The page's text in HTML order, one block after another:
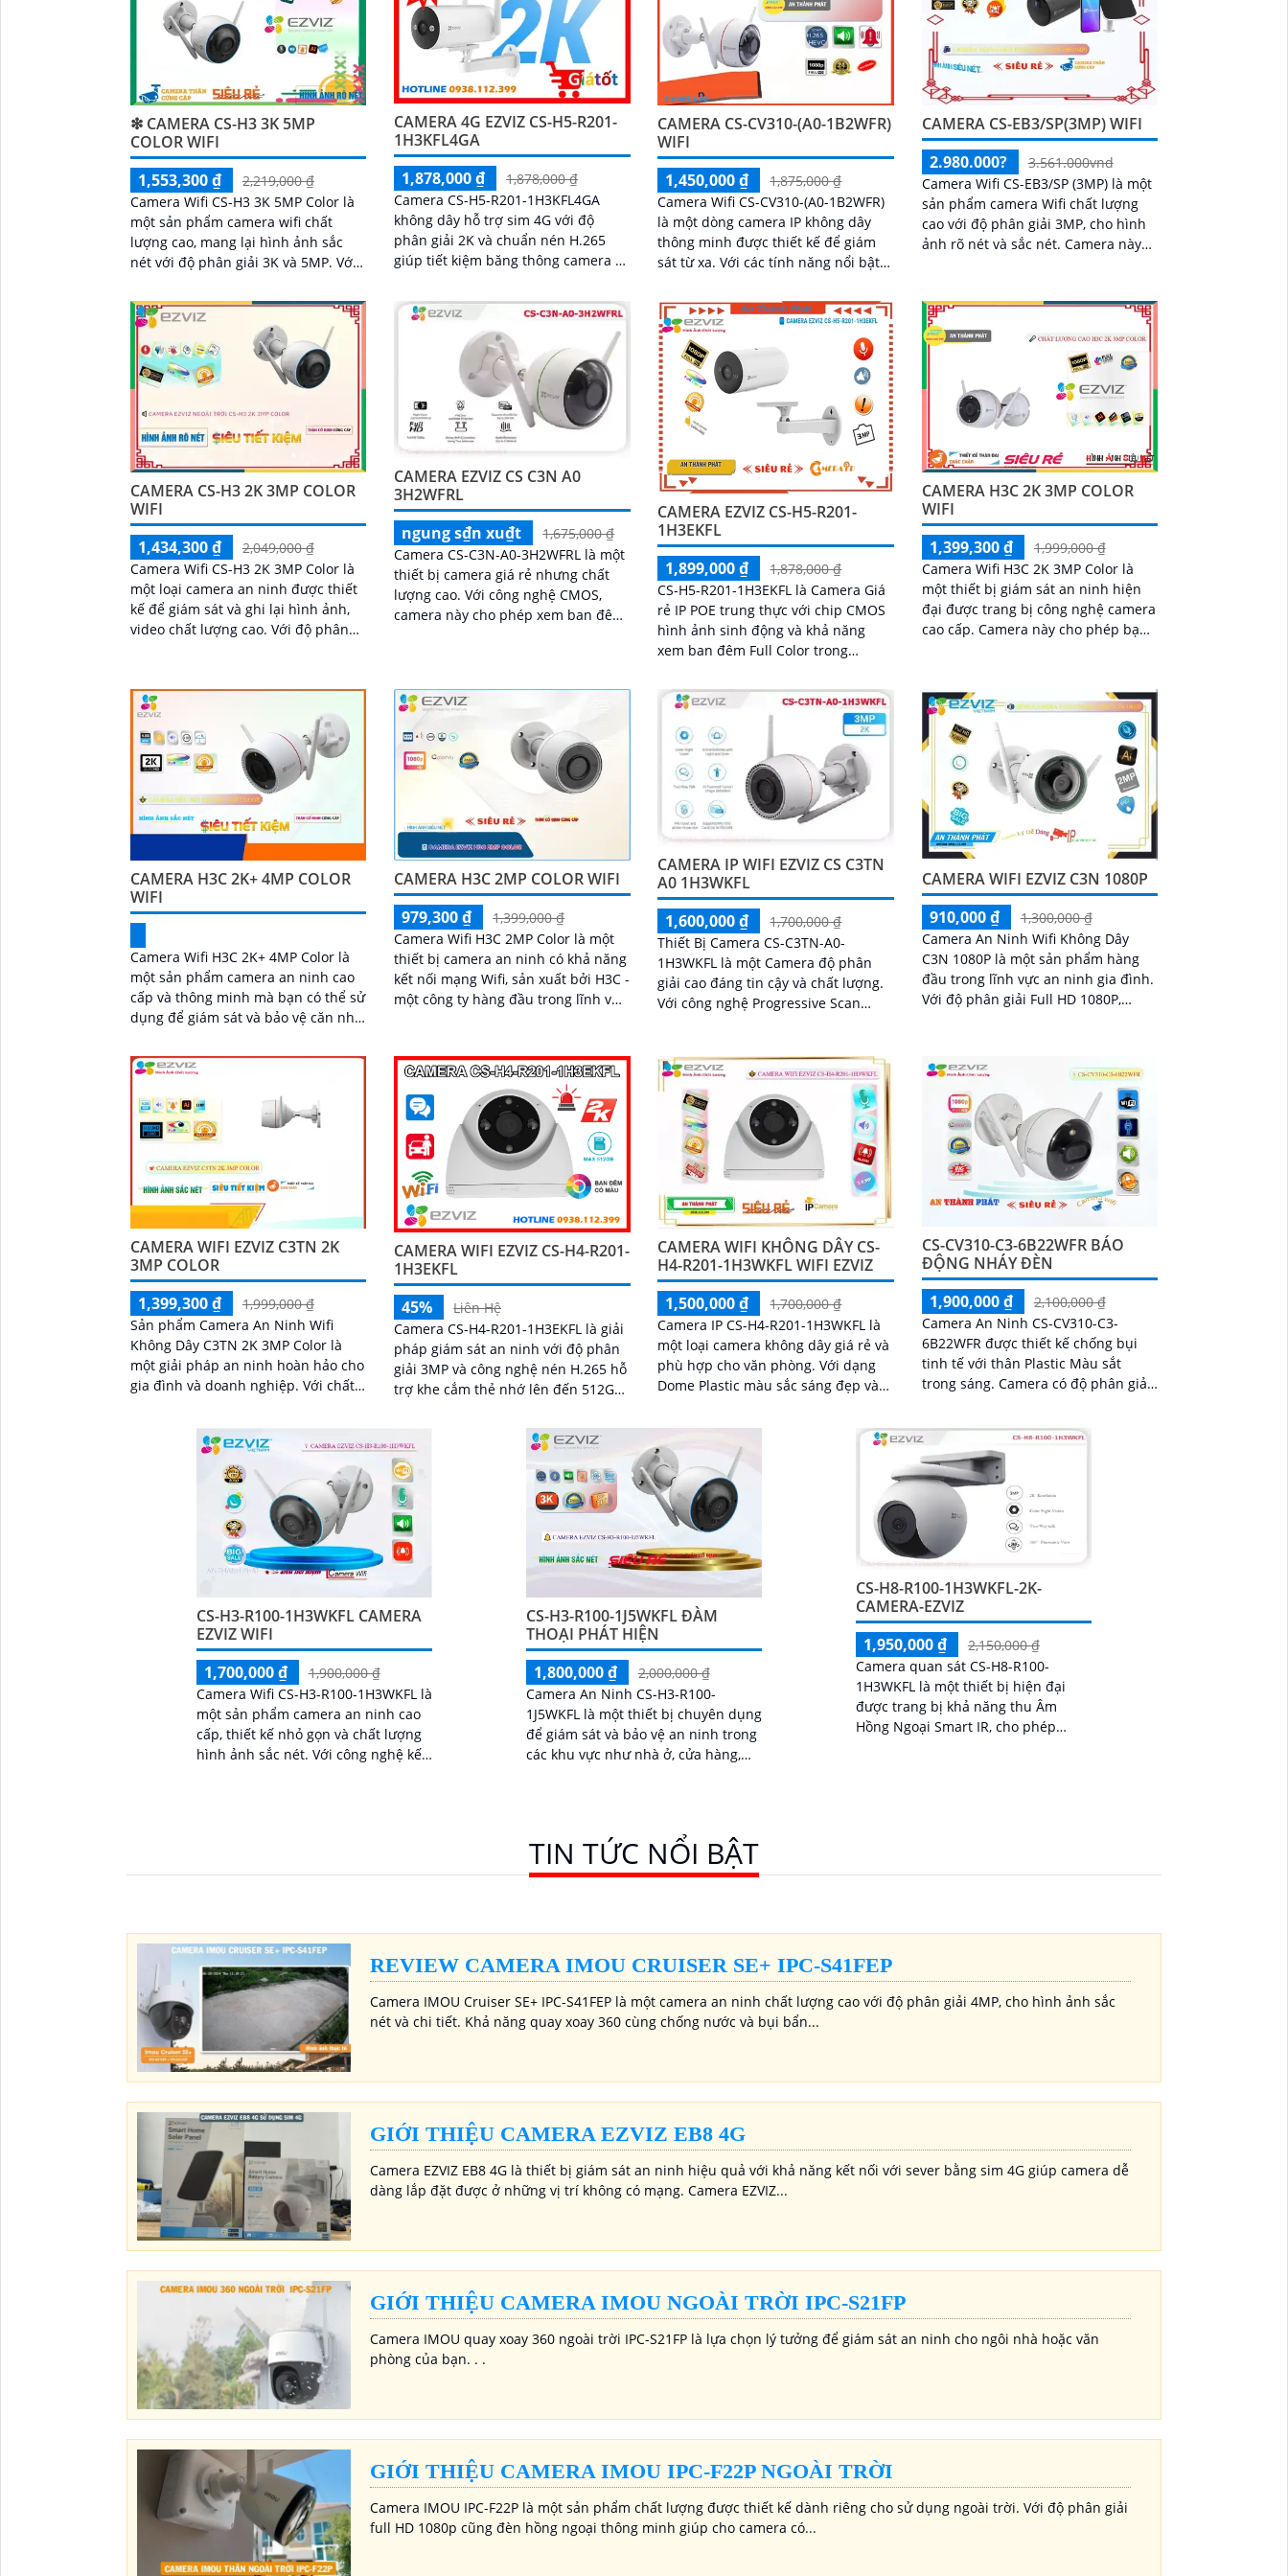
❇ CAMERA CS-H3 3K 5MP
COLOR WIFI
1,553,300 ₫
2,219,000 ₫
Camera Wifi CS-H3 3K 5MP Color là
một sản phẩm camera wifi chất
lượng cao, mang lại hình ảnh sắc
nét với độ phân giải 3K và 5MP. Với
dùng có thể dễ dàng giám sát từ xa
qua điện thoại di động
CAMERA 4G EZVIZ CS-H5-R201-
1H3KFL4GA
1,878,000 ₫
1,878,000 ₫
Camera CS-H5-R201-1H3KFL4GA
không dây hỗ trợ sim 4G với độ
phân giải 2K và chuẩn nén H.265
giúp tiết kiệm băng thông camera có
nhìn hồng ngoại lên đến 30m và
ánh sáng trắng 20m quan sát rõ
ràng cả ngày lẫn đêm với chuẩn
IP67 camera còn tích hợp tính năng
phát hiện thông minh và cảnh báo
bằng còi và đèn chớp phù hợp cho
công trình kho hàng, nhà xưởng
công trình
CAMERA CS-CV310-(A0-1B2WFR)
WIFI
1,450,000 ₫
1,875,000 ₫
Camera Wifi CS-CV310-(A0-1B2WFR)
là một dòng camera IP không dây
thông minh được thiết kế để giám
sát từ xa. Với các tính năng nổi bật
quan sát ban...
CAMERA CS-EB3/SP(3MP) WIFI
2.980.000?
3.561.000vnd
Camera Wifi CS-EB3/SP (3MP) là một
sản phẩm camera Wifi chất lượng
cao với độ phân giải 3MP, cho hình
ảnh rõ nét và sắc nét. Camera này
đình, văn phòng, cửa hàng và nhà
kho
CAMERA CS-H3 2K 3MP COLOR
WIFI
1,434,300 ₫
2,049,000 ₫
Camera Wifi CS-H3 2K 3MP Color là
một loại camera an ninh được thiết
kế để giám sát và ghi lại hình ảnh,
video chất lượng cao. Với độ phân
có thể nhìn rõ từng chi tiết
CAMERA EZVIZ CS C3N A0
3H2WFRL
ngung s₫n xu₫t
1,675,000 ₫
Camera CS-C3N-A0-3H2WFRL là một
thiết bị camera giá rẻ nhưng chất
lượng cao. Với công nghệ CMOS,
camera này cho phép xem ban đêm
CAMERA EZVIZ CS-H5-R201-
1H3EKFL
1,899,000 ₫
1,878,000 ₫
CS-H5-R201-1H3EKFL là Camera Giá
rẻ IP POE trung thực với chip CMOS
hình ảnh sinh động và khả năng
xem ban đêm Full Color trong
trộm hiệu quả giá rẻ và tiết kiệm có
độ phân giải 3
CAMERA H3C 2K 3MP COLOR
WIFI
1,399,300 ₫
1,999,000 ₫
Camera Wifi H3C 2K 3MP Color là
một thiết bị giám sát an ninh hiện
đại được trang bị công nghệ camera
cao cấp. Camera này cho phép bạn
giới thông qua mạng wifi
CAMERA H3C 2K+ 4MP COLOR
WIFI
Camera Wifi H3C 2K+ 4MP Color là
một sản phẩm camera an ninh cao
cấp và thông minh mà bạn có thể sử
dụng để giám sát và bảo vệ căn nhà,
Với...
CAMERA H3C 2MP COLOR WIFI
979,300 ₫
1,399,000 ₫
Camera Wifi H3C 2MP Color là một
thiết bị camera an ninh có khả năng
kết nối mạng Wifi, sản xuất bởi H3C -
một công ty hàng đầu trong lĩnh vực
CAMERA IP WIFI EZVIZ CS C3TN
A0 1H3WKFL
1,600,000 ₫
1,700,000 ₫
Thiết Bị Camera CS-C3TN-A0-
1H3WKFL là một Camera độ phân
giải cao đáng tin cậy và chất lượng.
Với công nghệ Progressive Scan
nét
CAMERA WIFI EZVIZ C3N 1080P
910,000 ₫
1,300,000 ₫
Camera An Ninh Wifi Không Dây
C3N 1080P là một sản phẩm hàng
đầu trong lĩnh vực an ninh gia đình.
Với độ phân giải Full HD 1080P,
cách rõ ràng và sắc nét
CAMERA WIFI EZVIZ C3TN 2K
3MP COLOR
1,399,300 ₫
1,999,000 ₫
Sản phẩm Camera An Ninh Wifi
Không Dây C3TN 2K 3MP Color là
một giải pháp an ninh hoàn hảo cho
gia đình và doanh nghiệp. Với chất
3MP, camera cho phép bạn quan sát
mọi góc nhỏ nhất với rõ nét và sắc
CAMERA WIFI EZVIZ CS-H4-R201-
1H3EKFL
45%
Liên Hệ
Camera CS-H4-R201-1H3EKFL là giải
pháp giám sát an ninh với độ phân
giải 3MP và công nghệ nén H.265 hỗ
trợ khe cắm thẻ nhớ lên đến 512GB,
sáng 20m, mang đến hình ảnh ban
đêm rõ nét, có màu
CAMERA WIFI KHÔNG DÂY CS-
H4-R201-1H3WKFL WIFI EZVIZ
1,500,000 ₫
1,700,000 ₫
Camera IP CS-H4-R201-1H3WKFL là
một loại camera không dây giá rẻ và
phù hợp cho văn phòng. Với dạng
Dome Plastic màu sắc sáng đẹp và
hình ảnh rõ nét
CS-CV310-C3-6B22WFR BÁO
ĐỘNG NHÁY ĐÈN
1,900,000 ₫
2,100,000 ₫
Camera An Ninh CS-CV310-C3-
6B22WFR được thiết kế chống bụi
tinh tế với thân Plastic Màu sắt
trong sáng. Camera có độ phân giải
tiên tiến, dễ dàng sử dụng
CS-H3-R100-1H3WKFL CAMERA
EZVIZ WIFI
1,700,000 ₫
1,900,000 ₫
Camera Wifi CS-H3-R100-1H3WKFL là
một sản phẩm camera an ninh cao
cấp, thiết kế nhỏ gọn và chất lượng
hình ảnh sắc nét. Với công nghệ kết
CS-H3-R100-1J5WKFL ĐÀM
THOẠI PHÁT HIỆN
1,800,000 ₫
2,000,000 ₫
Camera An Ninh CS-H3-R100-
1J5WKFL là một thiết bị chuyên dụng
để giám sát và bảo vệ an ninh trong
các khu vực như nhà ở, cửa hàng,
CS-H8-R100-1H3WKFL-2K-
CAMERA-EZVIZ
1,950,000 ₫
2,150,000 ₫
Camera quan sát CS-H8-R100-
1H3WKFL là một thiết bị hiện đại
được trang bị khả năng thu Âm
Hồng Ngoại Smart IR, cho phép
TIN TỨC NỔI BẬT
REVIEW CAMERA IMOU CRUISER SE+ IPC-S41FEP
Camera IMOU Cruiser SE+ IPC-S41FEP là một camera an ninh chất lượng cao với độ phân giải 4MP, cho hình ảnh sắc
nét và chi tiết. Khả năng quay xoay 360 cùng chống nước và bụi bẩn...
GIỚI THIỆU CAMERA EZVIZ EB8 4G
Camera EZVIZ EB8 4G là thiết bị giám sát an ninh hiệu quả với khả năng kết nối với sever bằng sim 4G giúp camera dễ
dàng lắp đặt được ở những vị trí không có mạng. Camera EZVIZ...
GIỚI THIỆU CAMERA IMOU NGOÀI TRỜI IPC-S21FP
Camera IMOU quay xoay 360 ngoài trời IPC-S21FP là lựa chọn lý tưởng để giám sát an ninh cho ngôi nhà hoặc văn
phòng của bạn. . .
GIỚI THIỆU CAMERA IMOU IPC-F22P NGOÀI TRỜI
Camera IMOU IPC-F22P là một sản phẩm chất lượng được thiết kế dành riêng cho sử dụng ngoài trời. Với độ phân giải
full HD 1080p cũng đèn hồng ngoại thông minh giúp cho camera có...